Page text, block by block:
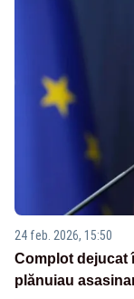
24 feb. 2026, 15:50
Complot dejucat
plănuiau